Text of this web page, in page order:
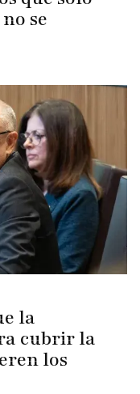
se
la
cubrir la
los